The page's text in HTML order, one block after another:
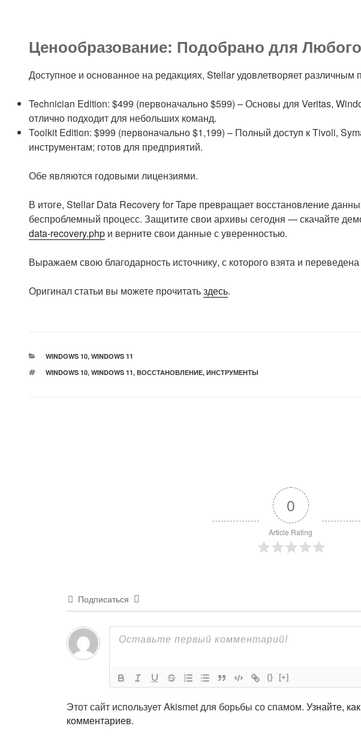
Ценообразование: Подобрано для
Доступное и основанное на редакциях, Stellar удовлетворяет
Technician Edition: $499 (первоначально $599) – Основы для Veritas,
отлично подходит для небольших команд.
Toolkit Edition: $999 (первоначально $1,199) – Полный доступ к Tivoli,
инструментам; готов для предприятий.
Обе являются годовыми лицензиями.
В итоге, Stellar Data Recovery for Tape превращает восстановление
беспроблемный процесс. Защитите свои архивы сегодня — скачайте
data-recovery.php и верните свои данные с уверенностью.
Выражаем свою благодарность источнику, с которого взята и переведена
Оригинал статьи вы можете прочитатьздесь.
РУБРИКИ
WINDOWS 10, WINDOWS 11
МЕТКИ
WINDOWS 10, WINDOWS 11, ВОССТАНОВЛЕНИЕ, ИНСТРУМЕНТЫ
0
Article Rating
Подписаться
{} [+]
Этот сайт использует Akismet для борьбы со спамом. Узнайте,
комментариев.